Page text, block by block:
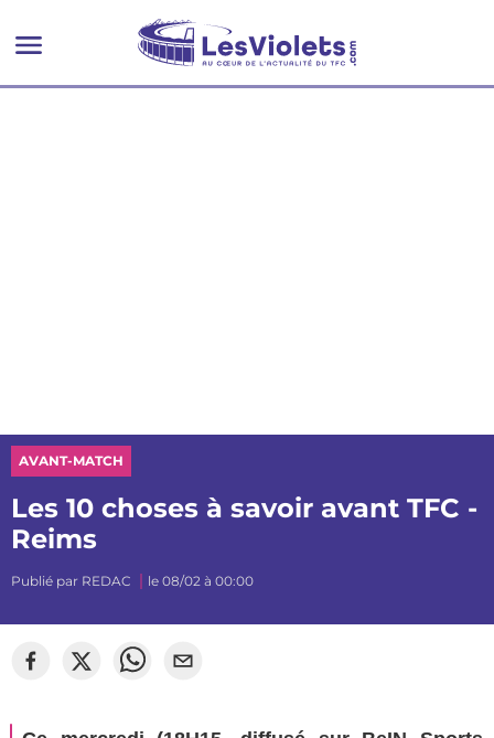
AVANT-MATCH
Les 10 choses à savoir avant TFC -
Reims
Publié par REDAC le 08/02 à 00:00